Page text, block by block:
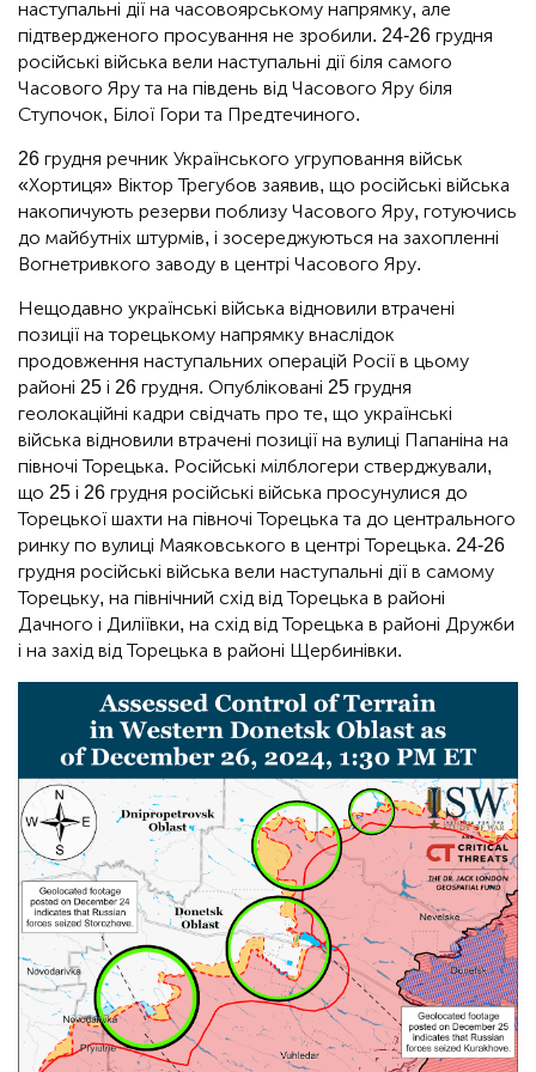
наступальні дії на часовоярському напрямку, але
підтвердженого просування не зробили. 24-26 грудня
російські війська вели наступальні дії біля самого
Часового Яру та на південь від Часового Яру біля
Ступочок, Білої Гори та Предтечиного.
26 грудня речник Українського угруповання військ
«Хортиця» Віктор Трегубов заявив, що російські війська
накопичують резерви поблизу Часового Яру, готуючись
до майбутніх штурмів, і зосереджуються на захопленні
Вогнетривкого заводу в центрі Часового Яру.
Нещодавно українські війська відновили втрачені
позиції на торецькому напрямку внаслідок
продовження наступальних операцій Росії в цьому
районі 25 і 26 грудня. Опубліковані 25 грудня
геолокаційні кадри свідчать про те, що українські
війська відновили втрачені позиції на вулиці Папаніна на
півночі Торецька. Російські мілблогери стверджували,
що 25 і 26 грудня російські війська просунулися до
Торецької шахти на півночі Торецька та до центрального
ринку по вулиці Маяковського в центрі Торецька. 24-26
грудня російські війська вели наступальні дії в самому
Торецьку, на північний схід від Торецька в районі
Дачного і Диліївки, на схід від Торецька в районі Дружби
і на захід від Торецька в районі Щербинівки.